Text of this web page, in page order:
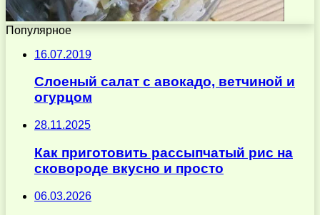
Популярное
16.07.2019
Слоеный салат с авокадо, ветчиной и
огурцом
28.11.2025
Как приготовить рассыпчатый рис на
сковороде вкусно и просто
06.03.2026